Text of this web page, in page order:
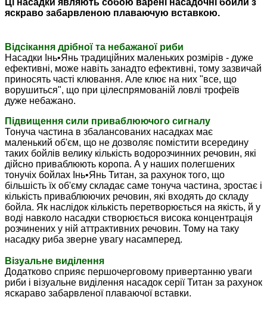
яскраво забарвленою плаваючую вставкою.
Відсікання дрібної та небажаної риби
Насадки Інь•Янь традиційних маленьких розмірів - дуже
ефективні, може навіть занадто ефективні, тому зазвичай
приносять часті клювання. Але клює на них "все, що
ворушиться", що при цілеспрямованій ловлі трофеїв
дуже небажано.
Підвищення сили приваблюючого сигналу
Тонуча частина в збалансованих насадках має
маленький об'єм, що не дозволяє помістити всередину
таких бойлів велику кількість водорозчинних речовин, які
дійсно приваблюють коропа. А у наших полегшених
тонучіх бойлах Інь•Янь Титан, за рахунок того, що
більшість їх об'єму складає саме тонуча частина, зростає і
кількість приваблюючих речовин, які входять до складу
бойла. Як наслідок кількість перетворюється на якість, й у
воді навколо насадки створюється висока концентрація
розчинених у ній аттрактивних речовин. Тому на таку
насадку риба зверне увагу насамперед.
Візуальне виділення
Додатково сприяє першочерговому привертанню уваги
риби і візуальне виділення насадок серії Титан за рахунок
яскараво забарвленої плаваючої вставки.